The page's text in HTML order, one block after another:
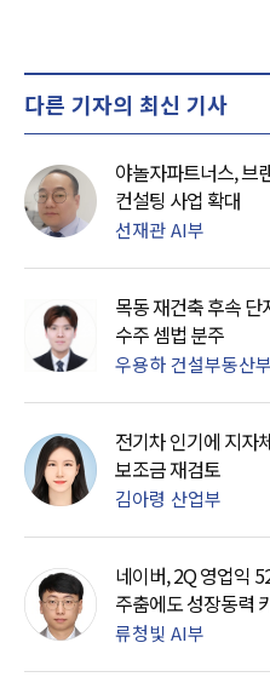
다른 기자의 최신 기사
야놀자파트너스, 브
컨설팅 사업 확대
선재관 AI부
목동 재건축 후속
수주 셈법 분주
우용하 건설부동산부
전기차 인기에 지자
보조금 재검토
김아령 산업부
네이버, 2Q 영업익
주춤에도 성장동력
류청빛 AI부